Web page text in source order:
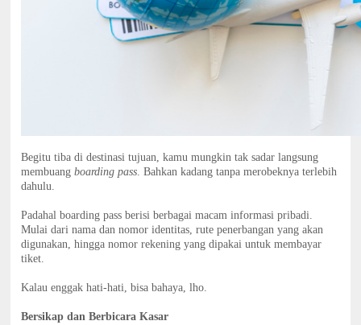
Begitu tiba di destinasi tujuan, kamu mungkin tak sadar langsung
membuangboarding pass . Bahkan kadang tanpa merobeknya terlebih
dahulu.
Padahal boarding pass berisi berbagai macam informasi pribadi.
Mulai dari nama dan nomor identitas, rute penerbangan yang akan
digunakan, hingga nomor rekening yang dipakai untuk membayar
tiket.
Kalau enggak hati-hati, bisa bahaya, lho.
Bersikap dan Berbicara Kasar